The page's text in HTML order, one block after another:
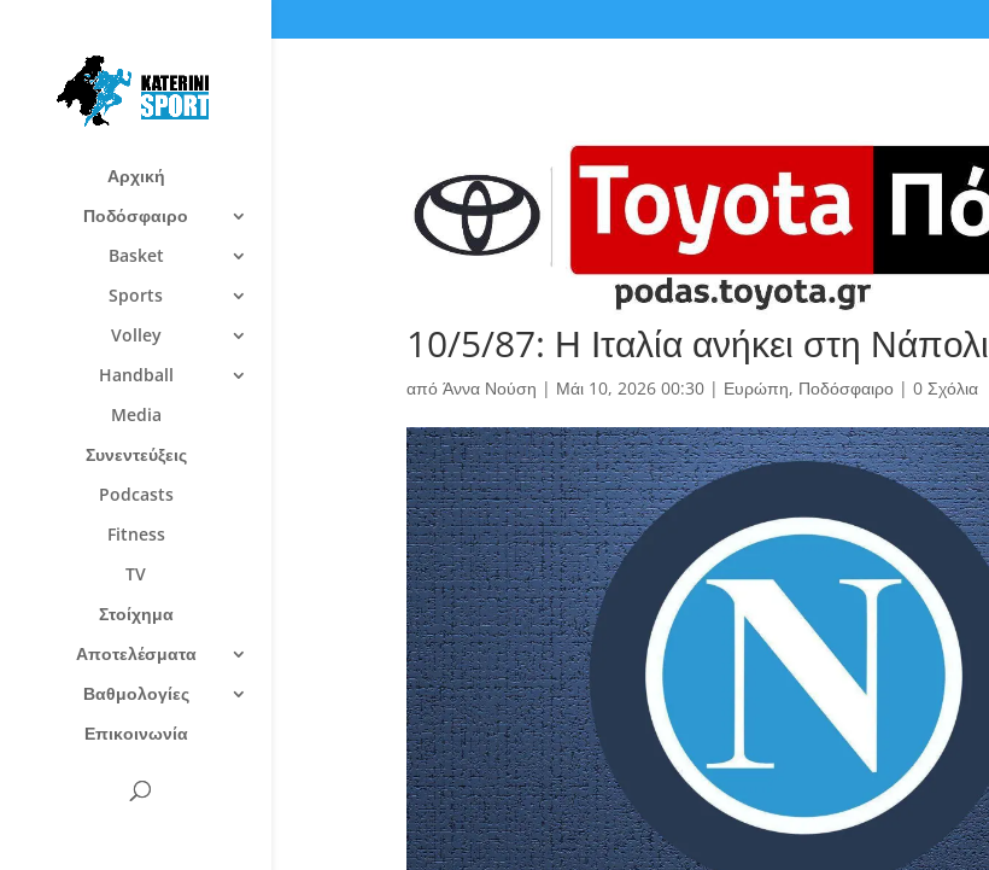
Αρχική
Ποδόσφαιρο
Basket
Sports
Volley
Handball
Media
Συνεντεύξεις
Podcasts
Fitness
TV
Στοίχημα
Αποτελέσματα
Βαθμολογίες
Επικοινωνία
10/5/87: Η Ιταλία ανήκει στη Νάπολι
από Άννα Νούση | Μάι 10, 2026 00:30| Ευρώπη, Ποδόσφαιρο| 0 Σχόλια